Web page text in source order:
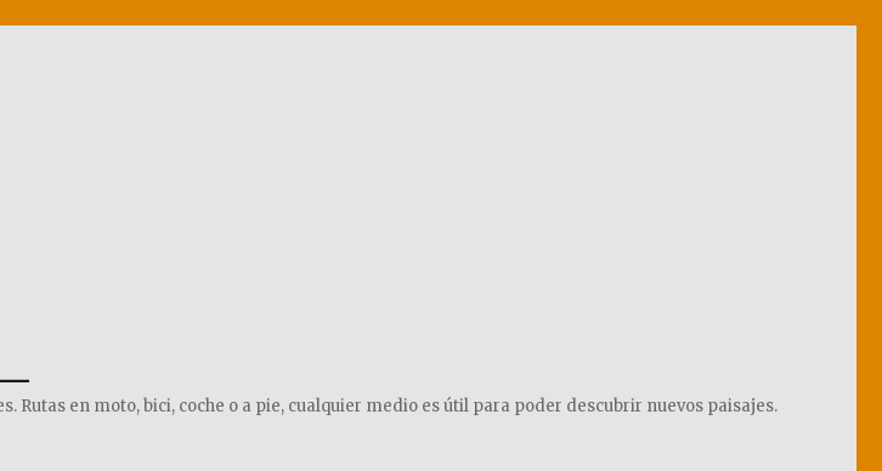
en moto, bici, coche o a pie, cualquier medio es útil para poder descubrir nuevos paisajes.